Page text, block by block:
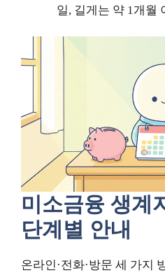
일, 길게는 약 1개월
미소금융 생계
단계별 안내
온라인·전화·방문 세 가지